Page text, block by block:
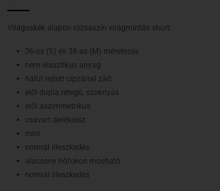
Világoskék alapon rózsaszín virágmintás short:
36-os (S) és 38-as (M) méretezés
nem elasztikus anyag
hátul rejtett cipzárral zárt
elől dupla rétegű, szoknyás
elől aszimmetrikus
csavart derékrész
mini
normál illeszkedés
alacsony hőfokon mosható
normál illeszkedés